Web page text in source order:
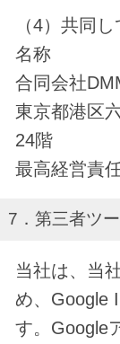
（4）共同
名称
合同会社
東京都港区
24階
最高経営
7．第三者ツ
当社は、当
め、Google
す。Google